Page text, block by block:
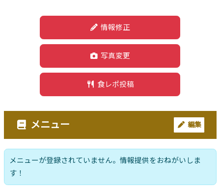
情報修正
写真変更
食レポ投稿
メニュー 編集
メニューが登録されていません。情報提供をおねがいしま
す！